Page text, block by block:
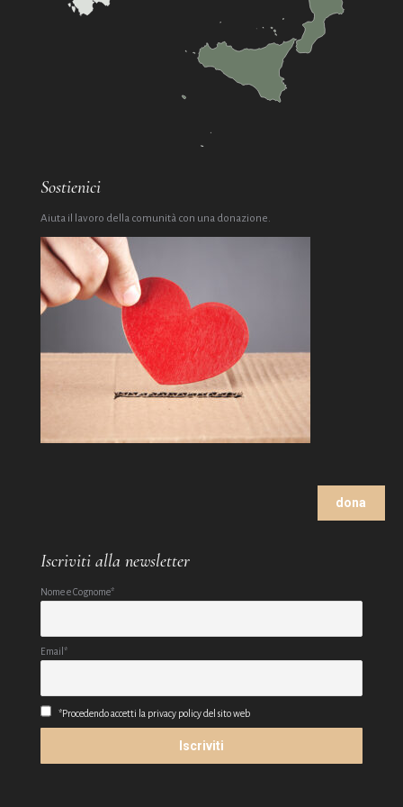
Sostienici
Aiuta il lavoro della comunità con una donazione.
dona
Iscriviti alla newsletter
Nome e Cognome*
Email*
*Procedendo accetti la privacy policy del sito web